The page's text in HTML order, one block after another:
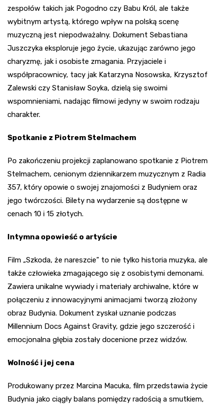
zespołów takich jak Pogodno czy Babu Król, ale także
wybitnym artystą, którego wpływ na polską scenę
muzyczną jest niepodważalny. Dokument Sebastiana
Juszczyka eksploruje jego życie, ukazując zarówno jego
charyzmę, jak i osobiste zmagania. Przyjaciele i
współpracownicy, tacy jak Katarzyna Nosowska, Krzysztof
Zalewski czy Stanisław Soyka, dzielą się swoimi
wspomnieniami, nadając filmowi jedyny w swoim rodzaju
charakter.
Spotkanie z Piotrem Stelmachem
Po zakończeniu projekcji zaplanowano spotkanie z Piotrem
Stelmachem, cenionym dziennikarzem muzycznym z Radia
357, który opowie o swojej znajomości z Budyniem oraz
jego twórczości. Bilety na wydarzenie są dostępne w
cenach 10 i 15 złotych.
Intymna opowieść o artyście
Film „Szkoda, że nareszcie” to nie tylko historia muzyka, ale
także człowieka zmagającego się z osobistymi demonami.
Zawiera unikalne wywiady i materiały archiwalne, które w
połączeniu z innowacyjnymi animacjami tworzą złożony
obraz Budynia. Dokument zyskał uznanie podczas
Millennium Docs Against Gravity, gdzie jego szczerość i
emocjonalna głębia zostały docenione przez widzów.
Wolność i jej cena
Produkowany przez Marcina Macuka, film przedstawia życie
Budynia jako ciągły balans pomiędzy radością a smutkiem,